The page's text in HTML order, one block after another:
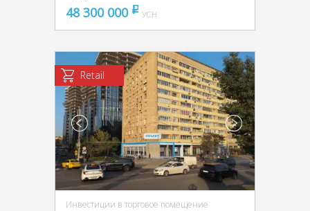
48 300 000 pуб
УСН
Retail
Инвестиции в торговое помещение